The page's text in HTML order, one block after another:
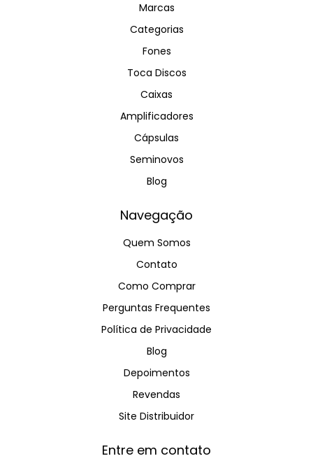
Marcas
Categorias
Fones
Toca Discos
Caixas
Amplificadores
Cápsulas
Seminovos
Blog
Navegação
Quem Somos
Contato
Como Comprar
Perguntas Frequentes
Política de Privacidade
Blog
Depoimentos
Revendas
Site Distribuidor
Entre em contato